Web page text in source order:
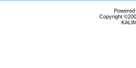
Copyright